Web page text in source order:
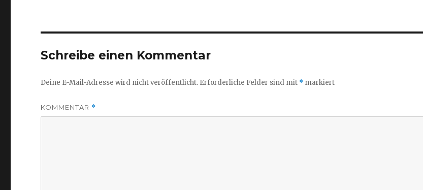
Schreibe einen Kommentar
Deine E-Mail-Adresse wird nicht veröffentlicht. Erforderliche Felder sind mit * markiert
KOMMENTAR *